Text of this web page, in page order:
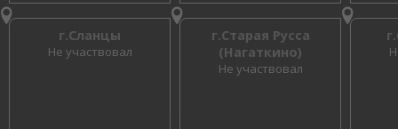
г.Сланцы
Не участвовал
г.Старая Русса
(Нагаткино)
Не участвовал